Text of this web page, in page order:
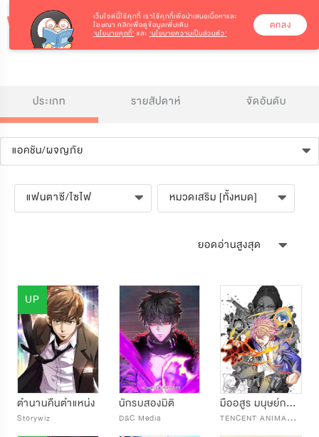
ประเภท รายสัปดาห์ จัดอันดับ
แอคชัน/ผจญภัย
แฟนตาซี/ไซไฟ หมวดเสริม [ทั้งหมด]
ยอดอ่านสูงสุด
UP
ตำนานคืนตำแหน่ง
Storywiz
นักรบสองมิติ
D&C Media
มืออสูร มนุษย์กลายพันธุ์
T
ENCENT ANIMATION & COMICS
เว็บไซต์นี้ใช้คุกกี้ เราใช้คุกกี้เพื่อนำเสนอเนื้อหาและ
โฆษณา คลิกเพื่อดูข้อมูลเพิ่มเติม
‘นโยบายคุกกี้’ และ ‘นโยบายความเป็นส่วนตัว’
ตกลง